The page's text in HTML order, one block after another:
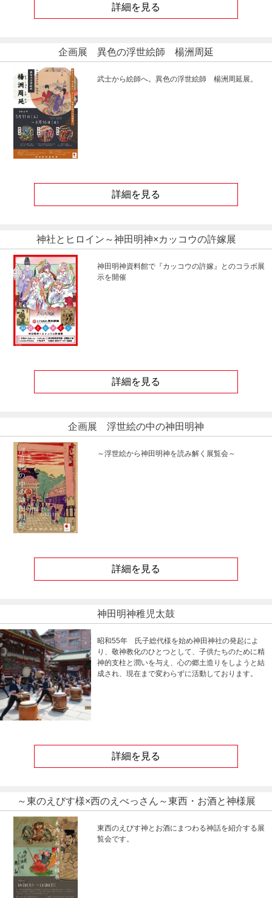
詳細を見る
企画展 異色の浮世絵師 楊洲周延
武士から絵師へ。異色の浮世絵師 楊洲周延展。
詳細を見る
神社とヒロイン～神田明神×カッコウの許嫁展
神田明神資料館で『カッコウの許嫁』とのコラボ展
示を開催
詳細を見る
企画展 浮世絵の中の神田明神
～浮世絵から神田明神を読み解く展覧会～
詳細を見る
神田明神稚児太鼓
昭和55年 氏子総代様を始め神田神社の発起によ
り、敬神教化のひとつとして、子供たちのために精
神的支柱と潤いを与え、心の郷土造りをしようと結
成され、現在まで変わらずに活動しております。
詳細を見る
～東のえびす様×西のえべっさん～東西・お酒と神様展
東西のえびす神とお酒にまつわる神話を紹介する展
覧会です。